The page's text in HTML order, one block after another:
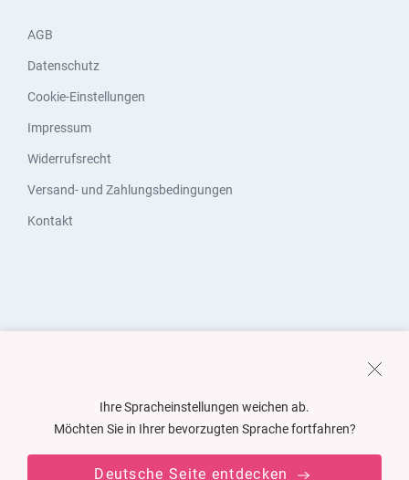
AGB
Datenschutz
Cookie-Einstellungen
Impressum
Widerrufsrecht
Versand- und Zahlungsbedingungen
Kontakt
Ihre Spracheinstellungen weichen ab.
Möchten Sie in Ihrer bevorzugten Sprache fortfahren?
Deutsche Seite entdecken